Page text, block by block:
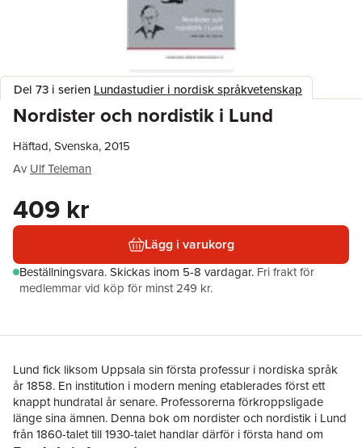
Del 73 i serien Lundastudier i nordisk språkvetenskap
Nordister och nordistik i Lund
Häftad, Svenska, 2015
Av Ulf Teleman
409 kr
Lägg i varukorg
Beställningsvara.Skickas inom 5-8 vardagar. Fri frakt för
medlemmar vid köp för minst 249 kr.
Lund fick liksom Uppsala sin första professur i nordiska språk
år 1858. En institution i modern mening etablerades först ett
knappt hundratal år senare. Professorerna förkroppsligade
länge sina ämnen. Denna bok om nordister och nordistik i Lund
från 1860-talet till 1930-talet handlar därför i första hand om